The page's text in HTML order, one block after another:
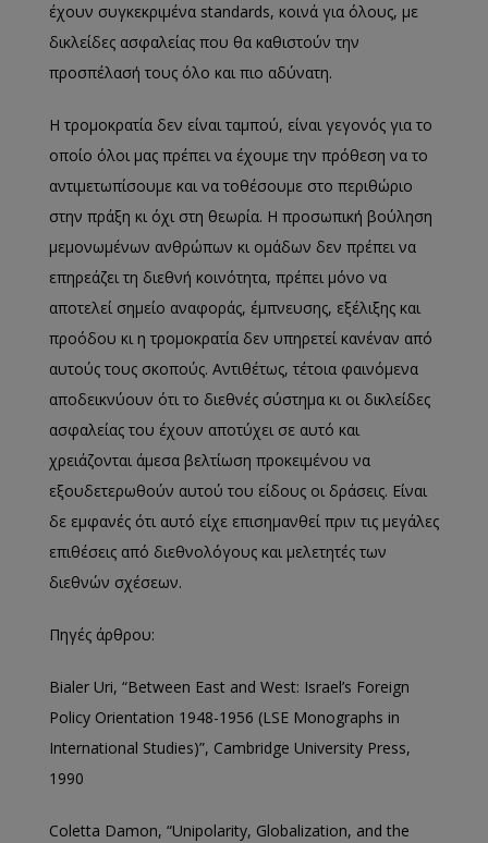
έχουν συγκεκριμένα standards, κοινά για όλους, με
δικλείδες ασφαλείας που θα καθιστούν την
προσπέλασή τους όλο και πιο αδύνατη.
Η τρομοκρατία δεν είναι ταμπού, είναι γεγονός για το
οποίο όλοι μας πρέπει να έχουμε την πρόθεση να το
αντιμετωπίσουμε και να τοθέσουμε στο περιθώριο
στην πράξη κι όχι στη θεωρία. Η προσωπική βούληση
μεμονωμένων ανθρώπων κι ομάδων δεν πρέπει να
επηρεάζει τη διεθνή κοινότητα, πρέπει μόνο να
αποτελεί σημείο αναφοράς, έμπνευσης, εξέλιξης και
προόδου κι η τρομοκρατία δεν υπηρετεί κανέναν από
αυτούς τους σκοπούς. Αντιθέτως, τέτοια φαινόμενα
αποδεικνύουν ότι το διεθνές σύστημα κι οι δικλείδες
ασφαλείας του έχουν αποτύχει σε αυτό και
χρειάζονται άμεσα βελτίωση προκειμένου να
εξουδετερωθούν αυτού του είδους οι δράσεις. Είναι
δε εμφανές ότι αυτό είχε επισημανθεί πριν τις μεγάλες
επιθέσεις από διεθνολόγους και μελετητές των
διεθνών σχέσεων.
Πηγές άρθρου:
Bialer Uri, “Between East and West: Israel’s Foreign
Policy Orientation 1948-1956 (LSE Monographs in
International Studies)”, Cambridge University Press,
1990
Coletta Damon, “Unipolarity, Globalization, and the